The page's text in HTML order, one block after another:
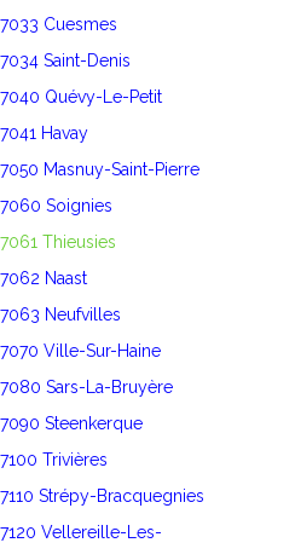
Cuesmes
Saint-Denis
Quévy-Le-Petit
Havay
Masnuy-Saint-Pierre
Soignies
Thieusies
Naast
Neufvilles
Ville-Sur-Haine
Sars-La-Bruyère
Steenkerque
Trivières
Strépy-Bracquegnies
Vellereille-Les-